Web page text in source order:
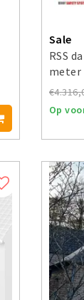
Sale
RSS
meter
Op